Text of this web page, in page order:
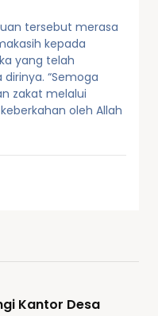
tersebut merasa
kepada
yang telah
“Semoga
zakat melalui
keberkahan oleh Allah
Kantor Desa